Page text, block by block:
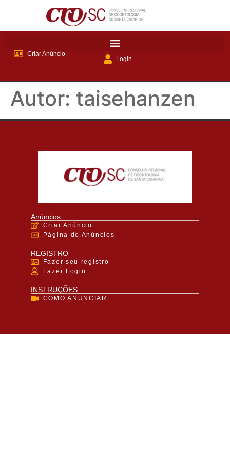
Criar Anúncio
Login
Autor: taisehanzen
Anúncios
Criar Anúncio
Página de Anúncios
REGISTRO
Fazer seu registro
Fazer Login
INSTRUÇÕES
COMO ANUNCIAR